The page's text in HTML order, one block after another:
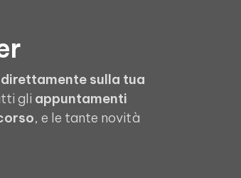
direttamente sulla tua
gli appuntamenti
, e le tante novità